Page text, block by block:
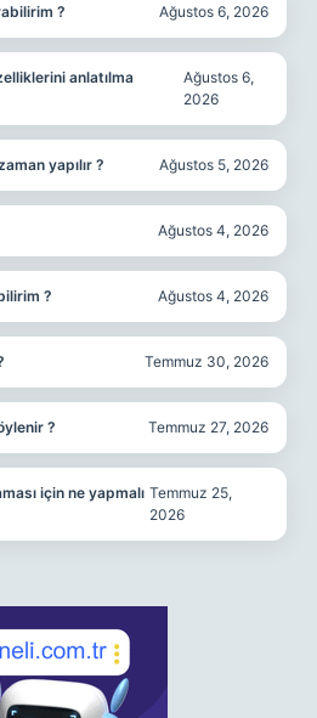
? Ağustos 6, 2026
anlatılma
Ağustos 6,
2026
yapılır ? Ağustos 5, 2026
Ağustos 4, 2026
? Ağustos 4, 2026
Temmuz 30, 2026
? Temmuz 27, 2026
için ne yapmalı Temmuz 25,
2026